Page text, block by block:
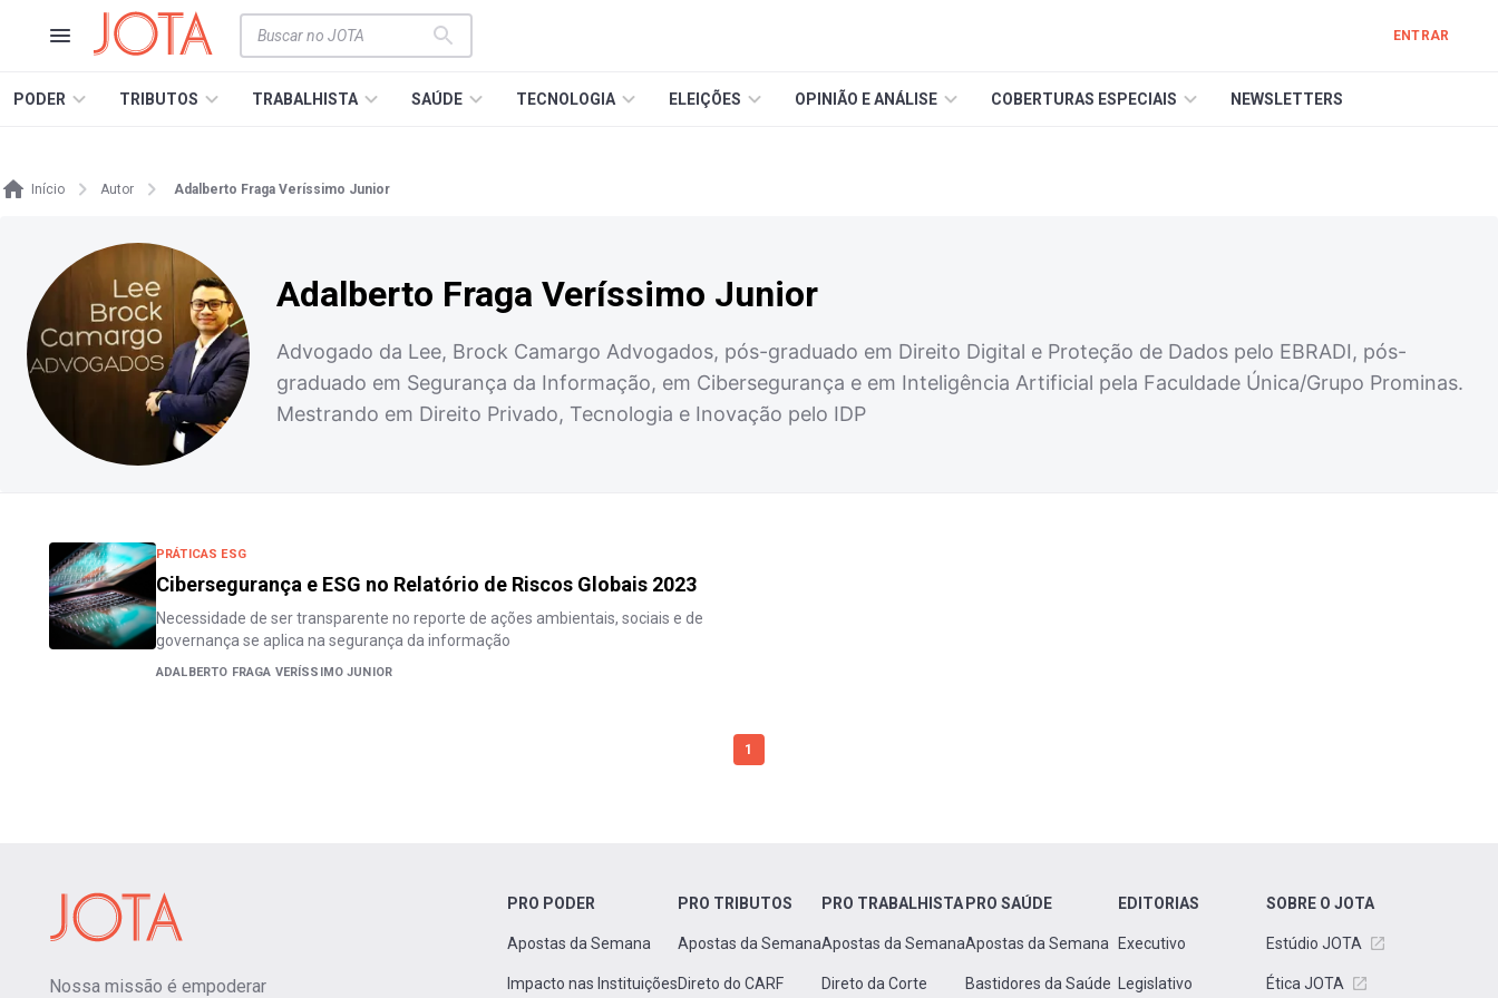
ENTRAR
PODER TRIBUTOS TRABALHISTA SAÚDE TECNOLOGIA ELEIÇÕES OPINIÃO E ANÁLISE COBERTURAS ESPECIAIS NEWSLETTERS
Início Autor Adalberto Fraga Veríssimo Junior
Adalberto Fraga Veríssimo Junior
Advogado da Lee, Brock Camargo Advogados, pós-graduado em Direito Digital e Proteção de Dados pelo EBRADI, pós-
graduado em Segurança da Informação, em Cibersegurança e em Inteligência Artificial pela Faculdade Única/Grupo Prominas.
Mestrando em Direito Privado, Tecnologia e Inovação pelo IDP
PRÁTICAS ESG
Cibersegurança e ESG no Relatório de Riscos Globais 2023
Necessidade de ser transparente no reporte de ações ambientais, sociais e de
governança se aplica na segurança da informação
ADALBERTO FRAGA VERÍSSIMO JUNIOR
1
Nossa missão é empoderar
PRO PODER
Apostas da Semana
Impacto nas Instituições
PRO TRIBUTOS
Apostas da Semana
Direto do CARF
PRO TRABALHISTA
Apostas da Semana
Direto da Corte
PRO SAÚDE
Apostas da Semana
Bastidores da Saúde
EDITORIAS
Executivo
Legislativo
SOBRE O JOTA
Estúdio JOTA
Ética JOTA